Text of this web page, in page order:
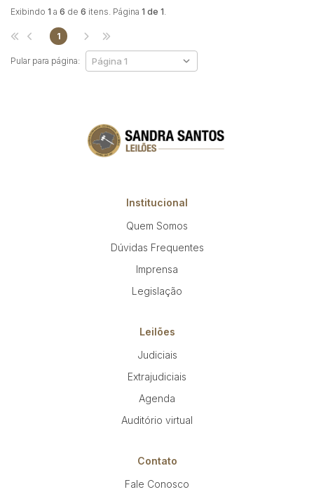
Exibindo 1 a 6 de 6 itens. Página 1 de 1.
Pular para página:
1
Institucional
Quem Somos
Dúvidas Frequentes
Imprensa
Legislação
Leilões
Judiciais
Extrajudiciais
Agenda
Auditório virtual
Contato
Fale Conosco